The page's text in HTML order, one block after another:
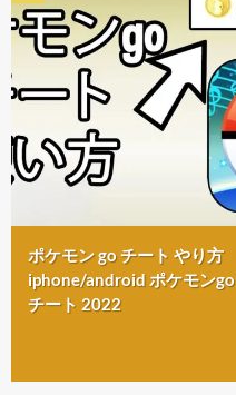
ポケモン go チート やり方
iphone/android ポケモンgo
チート 2022